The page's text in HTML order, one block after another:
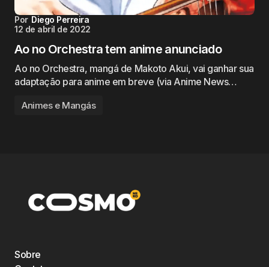
Por Diego Perreira
12 de abril de 2022
Ao no Orchestra tem anime anunciado
Ao no Orchestra, mangá de Makoto Akui, vai ganhar sua
adaptação para anime em breve (via Anime News…
Animes e Mangás
Sobre